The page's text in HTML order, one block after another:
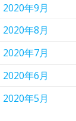
2020年9月
2020年8月
2020年7月
2020年6月
2020年5月